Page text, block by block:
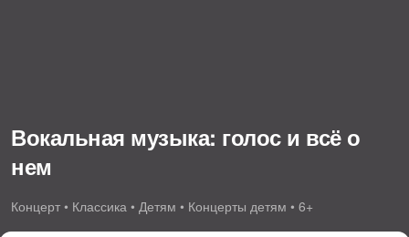
Вокальная музыка: голос и всё о
нем
Концерт • Классика • Детям • Концерты детям • 6+